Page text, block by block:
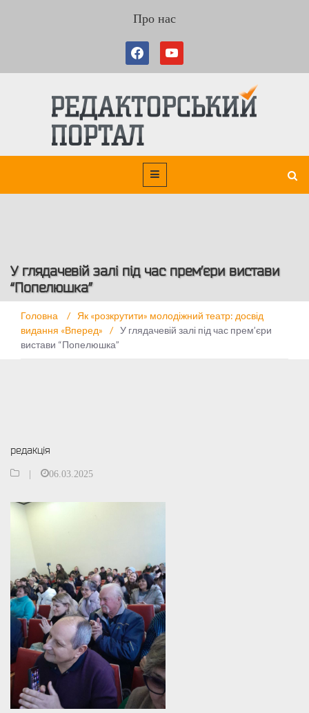
Про нас
У глядачевій залі під час прем’єри вистави
“Попелюшка”
Головна /
Як «розкрутити» молодіжний театр: досвід
видання «Вперед»
/ У глядачевій залі під час прем’єри
вистави “Попелюшка”
редакція
06.03.2025